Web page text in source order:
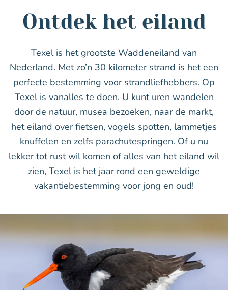
Ontdek het eiland
Texel is het grootste Waddeneiland van
Nederland. Met zo’n 30 kilometer strand is het een
perfecte bestemming voor strandliefhebbers. Op
Texel is vanalles te doen. U kunt uren wandelen
door de natuur, musea bezoeken, naar de markt,
het eiland over fietsen, vogels spotten, lammetjes
knuffelen en zelfs parachutespringen. Of u nu
lekker tot rust wil komen of alles van het eiland wil
zien, Texel is het jaar rond een geweldige
vakantiebestemming voor jong en oud!